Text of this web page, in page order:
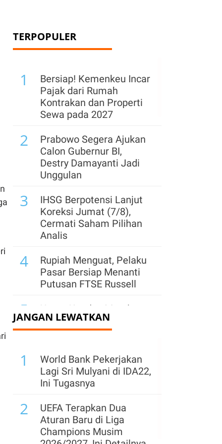
TERPOPULER
1
Bersiap! Kemenkeu Incar
Pajak dari Rumah
Kontrakan dan Properti
Sewa pada 2027
2
Prabowo Segera Ajukan
Calon Gubernur BI,
Destry Damayanti Jadi
Unggulan
3
IHSG Berpotensi Lanjut
Koreksi Jumat (7/8),
Cermati Saham Pilihan
Analis
4
Rupiah Menguat, Pelaku
Pasar Bersiap Menanti
Putusan FTSE Russell
5
Utang Kopdes Merah
Putih Rp 240 Triliun
Dibayar APBN, Cicilan
6
Waskita Karya (WSKT)
Catat Rugi Rp 1,91 Triliun
per Semester I 2026
7
Pemegang Saham
Sentul City (BKSL) Jual
1,32 Miliar Saham Saat
JANGAN LEWATKAN
1
World Bank Pekerjakan
Lagi Sri Mulyani di IDA22,
Ini Tugasnya
2
UEFA Terapkan Dua
Aturan Baru di Liga
Champions Musim